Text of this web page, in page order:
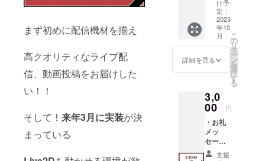
まず初めに配信機材を揃え
高クオリティなライブ配
信、動画投稿をお届けした
い！！
そして！ 来年3月に実装が決
まっている
アカウ
ントを
お持ち
の方
は、備
考欄に
て
けると
大変助
かりま
す ※
アカウ
ントの
記載が
希望の
呼び名
がある
方は備
考欄に
「（呼
を記入
してく
ださ
い。
（記載
のない
方は
ダー：
データ
品 ・お
礼ボイ
ス（限
定公
開）
【デー
全て
Twitter
のDMに
て送ら
せて頂
きま
す。】
け予
定：
2023
年10
月
詳細を見る
こ
の
リ
タ
ー
ン
を
選
択
す
る
3,0
00 円
・お礼
メッ
セー
ジ：支援